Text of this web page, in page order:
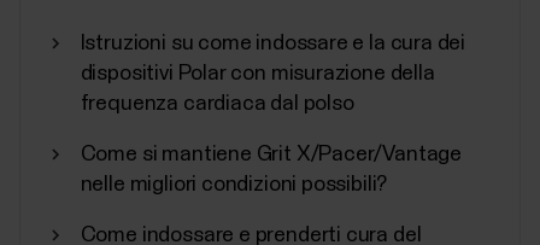
Programma di Fitness POLAR
Il programma di Fitness Polar è pensato per chi vuole
trainer virtuale. Anche se destinato principalmente a
non professionisti, il programma è strutturato per
di Fitness è composto da 20...
Istruzioni su come indossare e la cura dei
dispositivi Polar con misurazione della
frequenza cardiaca dal polso
Come si mantiene Grit X/Pacer/Vantage
nelle migliori condizioni possibili?
Come indossare e prenderti cura del